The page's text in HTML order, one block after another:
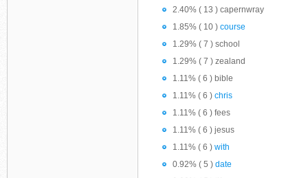
2.40% ( 13 ) capernwray
1.85% ( 10 ) course
1.29% ( 7 ) school
1.29% ( 7 ) zealand
1.11% ( 6 ) bible
1.11% ( 6 ) chris
1.11% ( 6 ) fees
1.11% ( 6 ) jesus
1.11% ( 6 ) with
0.92% ( 5 ) date